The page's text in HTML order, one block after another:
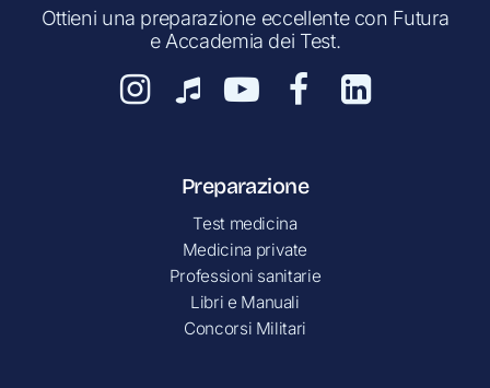
Ottieni una preparazione eccellente con Futura
e Accademia dei Test.
Preparazione
Test medicina
Medicina private
Professioni sanitarie
Libri e Manuali
Concorsi Militari